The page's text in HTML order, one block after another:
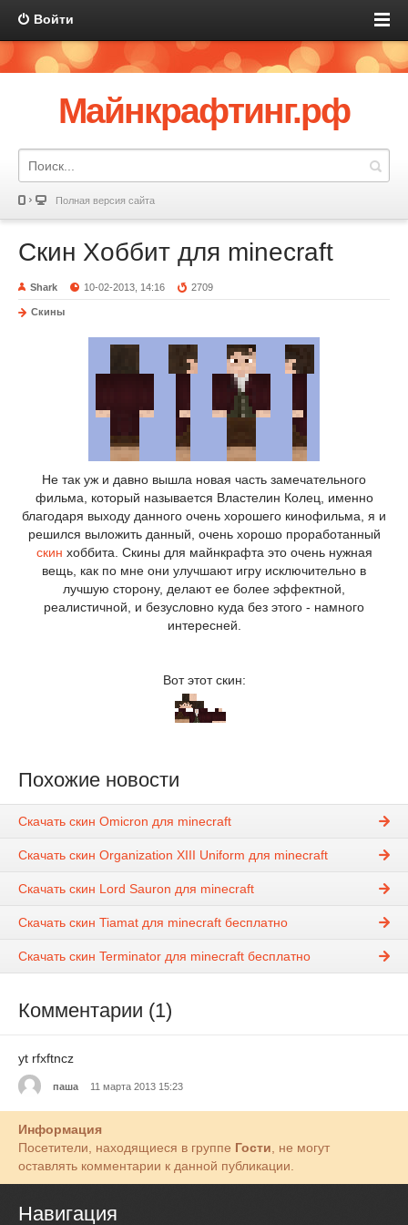
Войти
Майнкрафтинг.рф
Полная версия сайта
Скин Хоббит для minecraft
Shark 10-02-2013, 14:16 2709
Скины
Не так уж и давно вышла новая часть замечательного
фильма, который называется Властелин Колец, именно
благодаря выходу данного очень хорошего кинофильма, я и
решился выложить данный, очень хорошо проработанный
скин хоббита. Скины для майнкрафта это очень нужная
вещь, как по мне они улучшают игру исключительно в
лучшую сторону, делают ее более эффектной,
реалистичной, и безусловно куда без этого - намного
интересней.
Вот этот скин:
Похожие новости
Скачать скин Omicron для minecraft
Скачать скин Organization XIII Uniform для minecraft
Скачать скин Lord Sauron для minecraft
Скачать скин Tiamat для minecraft бесплатно
Скачать скин Terminator для minecraft бесплатно
Комментарии (1)
yt rfxftncz
паша 11 марта 2013 15:23
Информация
Посетители, находящиеся в группе Гости , не могут
оставлять комментарии к данной публикации.
Навигация